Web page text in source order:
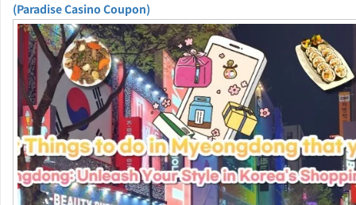
(Paradise Casino Coupon)